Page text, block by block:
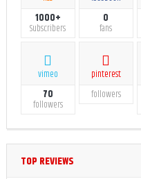
1000+
Subscribers
0
fans
vimeo
70
followers
pinterest
followers
TOP REVIEWS